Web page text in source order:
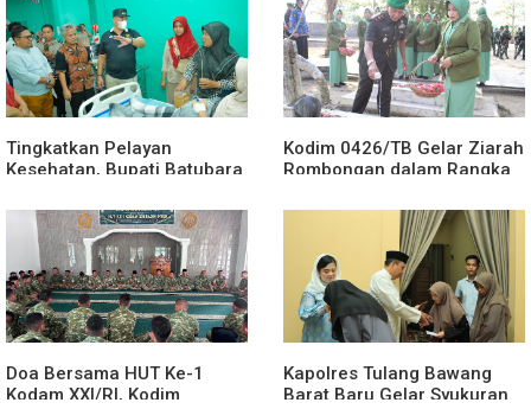
Tingkatkan Pelayan
Kesehatan, Bupati Batubara
Zulkarnain
Kodim 0426/TB Gelar Ziarah
Rombongan dalam Rangka
Inten
Doa Bersama HUT Ke-1
Kodam XXI/RI, Kodim
Kapolres Tulang Bawang
Barat Baru Gelar Syukuran